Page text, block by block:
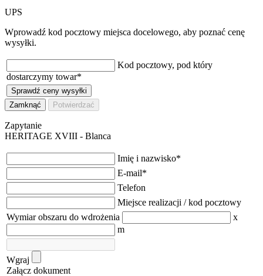
UPS
Wprowadź kod pocztowy miejsca docelowego, aby poznać cenę
wysyłki.
Kod pocztowy, pod który
dostarczymy towar*
Sprawdź ceny wysyłki
Zamknąć
Potwierdzać
Zapytanie
HERITAGE XVIII - Blanca
Imię i nazwisko*
E-mail*
Telefon
Miejsce realizacji / kod pocztowy
Wymiar obszaru do wdrożenia
x
m
Wgraj
Załącz dokument